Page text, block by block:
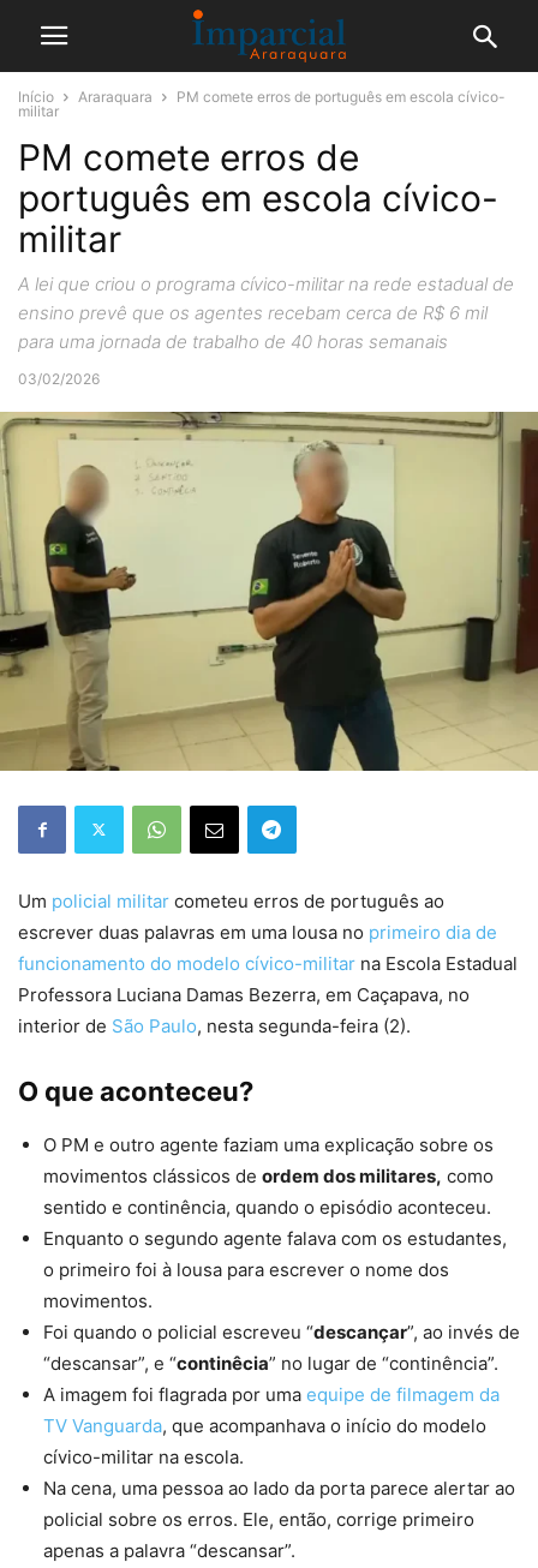
Início Araraquara
PM comete erros de português em escola cívico-
militar
PM comete erros de
português em escola cívico-
militar
A lei que criou o programa cívico-militar na rede estadual de
ensino prevê que os agentes recebam cerca de R$ 6 mil
para uma jornada de trabalho de 40 horas semanais
03/02/2026
Um policial militar cometeu erros de português ao
escrever duas palavras em uma lousa no primeiro dia de
funcionamento do modelo cívico-militar na Escola Estadual
Professora Luciana Damas Bezerra, em Caçapava, no
interior de São Paulo, nesta segunda-feira (2).
O que aconteceu?
O PM e outro agente faziam uma explicação sobre os
movimentos clássicos de ordem dos militares, como
sentido e continência, quando o episódio aconteceu.
Enquanto o segundo agente falava com os estudantes,
o primeiro foi à lousa para escrever o nome dos
movimentos.
Foi quando o policial escreveu “descançar”, ao invés de
“descansar”, e “continêcia” no lugar de “continência”.
A imagem foi flagrada por uma equipe de filmagem da
TV Vanguarda, que acompanhava o início do modelo
cívico-militar na escola.
Na cena, uma pessoa ao lado da porta parece alertar ao
policial sobre os erros. Ele, então, corrige primeiro
apenas a palavra “descansar”.